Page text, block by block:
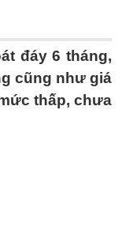
đáy 6 tháng,
cũng như giá
thấp, chưa